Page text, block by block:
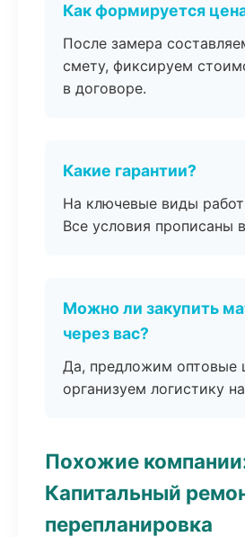
Как формируется
После замера
смету, фиксируем
в договоре.
Какие гарантии?
На ключевые виды
Все условия прописаны
Можно ли закупить
через вас?
Да, предложим оптовые
организуем логистику
Похожие
Капитальный
перепланировка